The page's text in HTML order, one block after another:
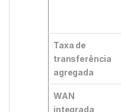
Taxa de
transferência
agregada
WAN
integrada